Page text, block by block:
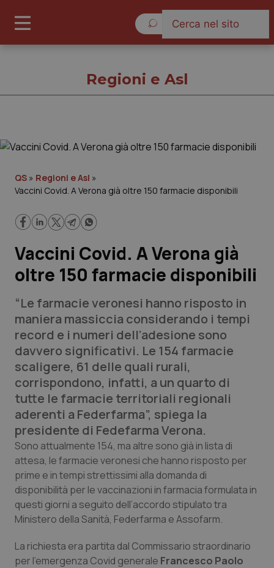
Cronache
Lavoro e Professioni
Scienza e Farmaci
Studi e Analisi
Lettere al direttore
Edizioni Regionali
QS Pro
Professionisti Sanitari.AI
Abruzzo
Basilicata
Calabria
QS Pro Gold
Artrite & artrosi
Asma & BPCO
QS Club Newsletter
Regioni e Asl
QS » Regioni e Asl »
Vaccini Covid. A Verona già oltre 150 farmacie disponibili
Vaccini Covid. A Verona già
oltre 150 farmacie disponibili
“Le farmacie veronesi hanno risposto in
maniera massiccia considerando i tempi
record e i numeri dell’adesione sono
davvero significativi. Le 154 farmacie
scaligere, 61 delle quali rurali,
corrispondono, infatti, a un quarto di
tutte le farmacie territoriali regionali
aderenti a Federfarma”, spiega la
presidente di Fedefarma Verona.
Sono attualmente 154, ma altre sono già in lista di
attesa, le farmacie veronesi che hanno risposto per
prime e in tempi strettissimi alla domanda di
disponibilità per le vaccinazioni in farmacia formulata in
questi giorni a seguito dell’accordo stipulato tra
Ministero della Sanità, Federfarma e Assofarm.
La richiesta era partita dal Commissario straordinario
per l’emergenza Covid generale Francesco Paolo